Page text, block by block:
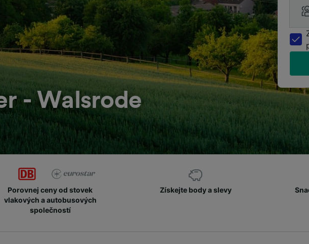
- Walsrode
Porovnej ceny od stovek
vlakových a autobusových
společností
Získejte body a slevy